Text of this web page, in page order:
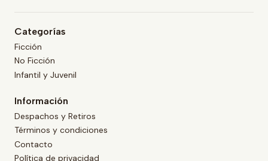
Categorías
Ficción
No Ficción
Infantil y Juvenil
Información
Despachos y Retiros
Términos y condiciones
Contacto
Política de privacidad